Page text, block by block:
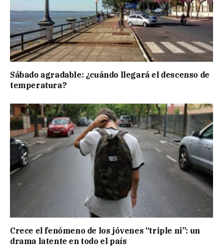
Sábado agradable: ¿cuándo llegará el descenso de
temperatura?
Crece el fenómeno de los jóvenes “triple ni”: un
drama latente en todo el país